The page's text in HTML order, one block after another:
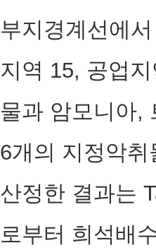
부지경계선에
지역 15, 공업
물과 암모니아,
6개의 지정악
산정한 결과는
로부터 희석배